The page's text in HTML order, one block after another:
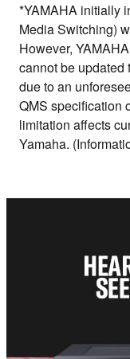
*YAMAHA initially
Media Switching)
However,
cannot be updated
due to an
QMS specification
limitation affects
Yamaha.